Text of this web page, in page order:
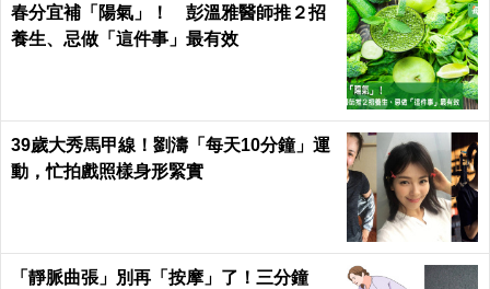
春分宜補「陽氣」！ 彭溫雅醫師推２招
養生、忌做「這件事」最有效
39歲大秀馬甲線！劉濤「每天10分鐘」運
動，忙拍戲照樣身形緊實
「靜脈曲張」別再「按摩」了！三分鐘